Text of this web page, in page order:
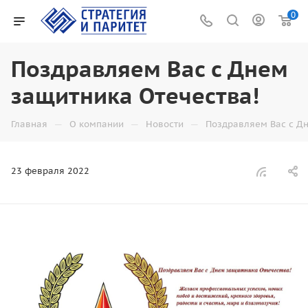
0
Поздравляем Вас с Днем
защитника Отечества!
Главная — О компании — Новости — Поздравляем Вас с
23 февраля 2022